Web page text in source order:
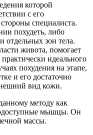
которой
с его
специалиста.
похудеть, либо
зон тела.
живота, помогает
идеального
похудения на этапе,
и его достаточно
вид кожи.
методу как
мышцы. Он
массы.